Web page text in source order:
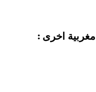
اخرى :